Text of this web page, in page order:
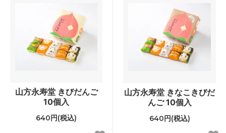
山方永寿堂 きびだんご
10個入
640円(税込)
山方永寿堂 きなこきびだ
んご 10個入
640円(税込)